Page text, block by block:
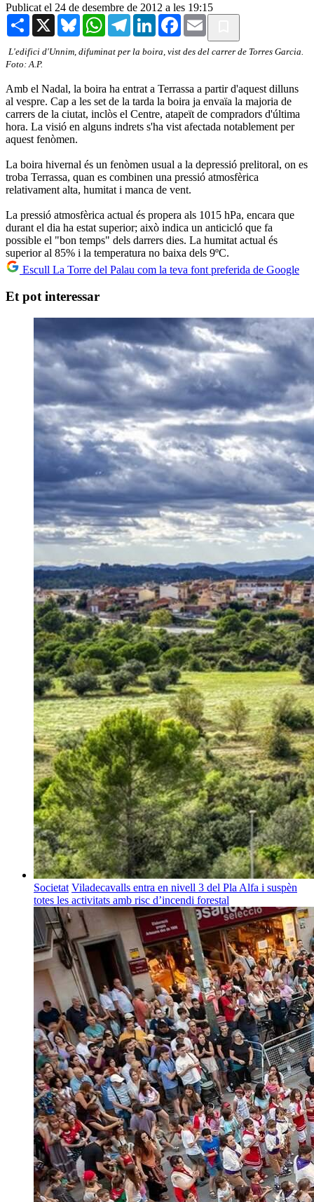
Publicat el 24 de desembre de 2012 a les 19:15
Share X BlueskyWhatsAppTelegramLinkedInFacebook
Email
L'edifici d'Unnim, difuminat per la boira, vist des del carrer de Torres Garcia.
Foto: A.P.
Amb el Nadal, la boira ha entrat a Terrassa a partir d'aquest dilluns
al vespre. Cap a les set de la tarda la boira ja envaïa la majoria de
carrers de la ciutat, inclòs el Centre, atapeït de compradors d'última
hora. La visió en alguns indrets s'ha vist afectada notablement per
aquest fenòmen.
La boira hivernal és un fenòmen usual a la depressió prelitoral, on es
troba Terrassa, quan es combinen una pressió atmosfèrica
relativament alta, humitat i manca de vent.
La pressió atmosfèrica actual és propera als 1015 hPa, encara que
durant el dia ha estat superior; això indica un anticicló que fa
possible el "bon temps" dels darrers dies. La humitat actual és
superior al 85% i la temperatura no baixa dels 9ºC.
Escull La Torre del Palau com la teva font preferida de Google
Et pot interessar
Societat Viladecavalls entra en nivell 3 del Pla Alfa i suspèn
totes les activitats amb risc d’incendi forestal